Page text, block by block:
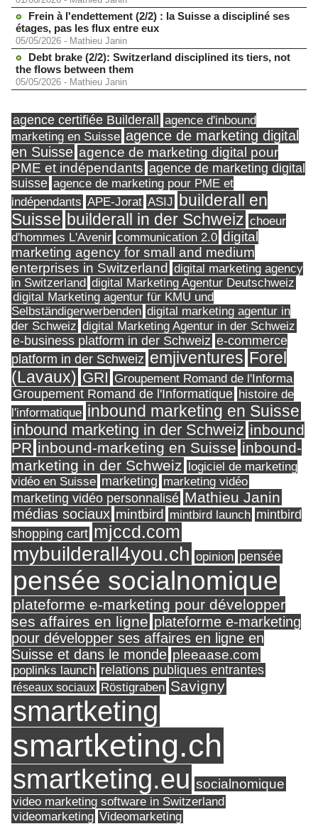
Frein à l'endettement (2/2) : la Suisse a discipliné ses
étages, pas les flux entre eux
05/05/2026 - Mathieu Janin
Debt brake (2/2): Switzerland disciplined its tiers, not
the flows between them
05/05/2026 - Mathieu Janin
agence certifiée Builderall
agence d'inbound
marketing en Suisse agence de marketing digital
en Suisse agence de marketing digital pour
PME et indépendants agence de marketing digital
suisse agence de marketing pour PME et
indépendants APE-Jorat ASIJ builderall en
Suisse builderall in der Schweiz choeur
d'hommes L'Avenir communication 2.0 digital
marketing agency for small and medium
enterprises in Switzerland digital marketing agency
in Switzerland digital Marketing Agentur Deutschweiz
digital Marketing agentur für KMU und
Selbständigerwerbenden digital marketing agentur in
der Schweiz digital Marketing Agentur in der Schweiz
e-business platform in der Schweiz e-commerce
platform in der Schweiz emjiventures Forel
(Lavaux) GRI Groupement Romand de l'Informa
Groupement Romand de l'Informatique histoire de
l'informatique inbound marketing en Suisse
inbound marketing in der Schweiz inbound
PR inbound-marketing en Suisse inbound-
marketing in der Schweiz logiciel de marketing
vidéo en Suisse marketing marketing vidéo
marketing vidéo personnalisé Mathieu Janin
médias sociaux mintbird mintbird launch mintbird
shopping cart mjccd.com
mybuilderall4you.ch opinion pensée
pensée socialnomique
plateforme e-marketing pour développer
ses affaires en ligne plateforme e-marketing
pour développer ses affaires en ligne en
Suisse et dans le monde pleeaase.com
poplinks launch relations publiques entrantes
réseaux sociaux Röstigraben Savigny
smartketing
smartketing.ch
smartketing.eu socialnomique
video marketing software in Switzerland
videomarketing Videomarketing